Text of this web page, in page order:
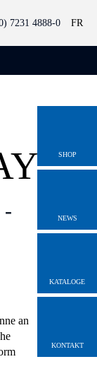
7231 4888-0 FR
SHOP
NEWS
KATALOGE
KONTAKT
an